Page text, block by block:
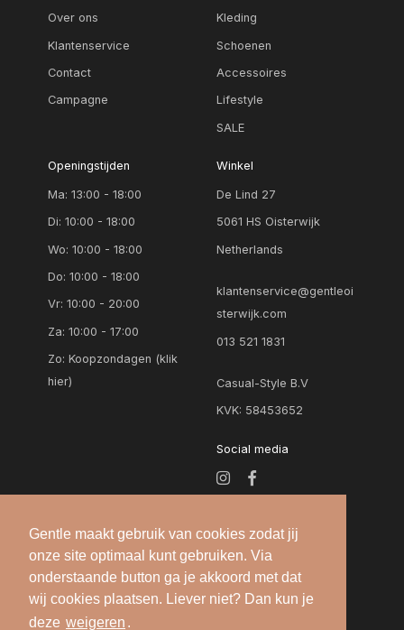
Gentle maakt gebruik van cookies zodat jij
onze site optimaal kunt gebruiken. Via
onderstaande button ga je akkoord met dat
wij cookies plaatsen. Liever niet? Dan kun je
deze weigeren .
Over ons
Klantenservice
Contact
Campagne
Kleding
Schoenen
Accessoires
Lifestyle
SALE
Openingstijden
Ma: 13:00 - 18:00
Di: 10:00 - 18:00
Wo: 10:00 - 18:00
Do: 10:00 - 18:00
Vr: 10:00 - 20:00
Za: 10:00 - 17:00
Zo:Koopzondagen (klik
hier)
Winkel
De Lind 27
5061 HS Oisterwijk
Netherlands
klantenservice@gentleoi
sterwijk.com
013 521 1831
Casual-Style B.V
KVK: 58453652
Social media